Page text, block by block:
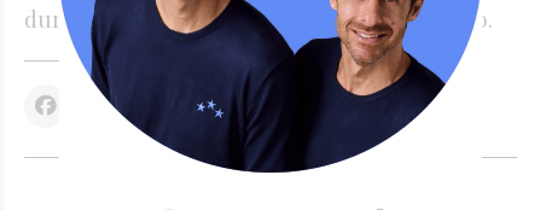
durante los meses de menor tráfico del año.